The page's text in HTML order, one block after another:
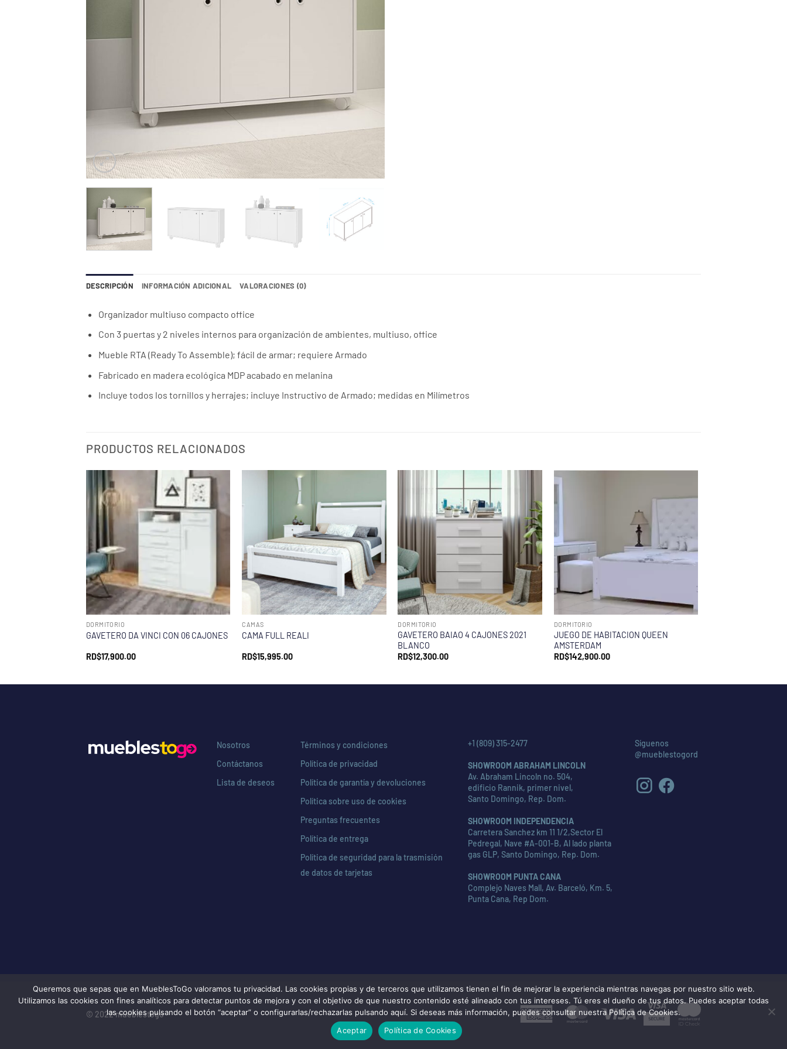
DESCRIPCIÓN INFORMACIÓN ADICIONAL VALORACIONES (0)
Organizador multiuso compacto office
Con 3 puertas y 2 niveles internos para organización de ambientes, multiuso, office
Mueble RTA (Ready To Assemble); fácil de armar; requiere Armado
Fabricado en madera ecológica MDP acabado en melanina
Incluye todos los tornillos y herrajes; incluye Instructivo de Armado; medidas en Milímetros
PRODUCTOS RELACIONADOS
DORMITORIO
GAVETERO DA VINCI CON 06 CAJONES
RD$17,900.00
CAMAS
CAMA FULL REALI
RD$15,995.00
DORMITORIO
GAVETERO BAIAO 4 CAJONES 2021
BLANCO
RD$12,300.00
DORMITORIO
JUEGO DE HABITACION QUEEN
AMSTERDAM
RD$142,900.00
Nosotros
Contáctanos
Lista de deseos
Términos y condiciones
Política de privacidad
Política de garantía y devoluciones
Política sobre uso de cookies
Preguntas frecuentes
Política de entrega
Política de seguridad para la trasmisión
de datos de tarjetas
+1 (809) 315-2477
SHOWROOM ABRAHAM LINCOLN
Av. Abraham Lincoln no. 504,
edificio Rannik, primer nivel,
Santo Domingo, Rep. Dom.
SHOWROOM INDEPENDENCIA
Carretera Sanchez km 11 1/2,Sector El
Pedregal, Nave #A-001-B, Al lado planta
gas GLP, Santo Domingo, Rep. Dom.
SHOWROOM PUNTA CANA
Complejo Naves Mall, Av. Barceló, Km. 5,
Punta Cana, Rep Dom.
Síguenos
@mueblestogord
American
Express
MasterCard Visa
© 2022 mueblestogo
Queremos que sepas que en MueblesToGo valoramos tu privacidad. Las cookies propias y de terceros que utilizamos tienen el fin de mejorar la experiencia mientras navegas por nuestro sitio web.
Utilizamos las cookies con fines analíticos para detectar puntos de mejora y con el objetivo de que nuestro contenido esté alineado con tus intereses. Tú eres el dueño de tus datos. Puedes aceptar todas
las cookies pulsando el botón “aceptar” o configurarlas/rechazarlas pulsando aquí. Si deseas más información, puedes consultar nuestra Política de Cookies.
Aceptar
Política de Cookies